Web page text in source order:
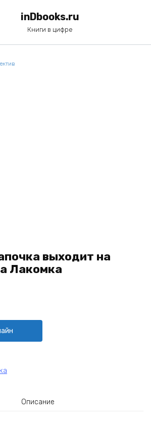
inDbooks.ru
Книги в цифре
выходит на
Лакомка
Описание